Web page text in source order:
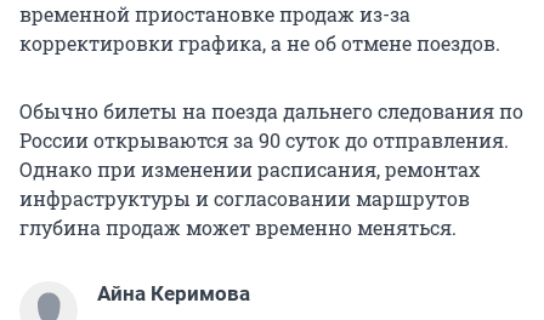
временной приостановке продаж из-за
корректировки графика, а не об отмене поездов.
Обычно билеты на поезда дальнего следования по
России открываются за 90 суток до отправления.
Однако при изменении расписания, ремонтах
инфраструктуры и согласовании маршрутов
глубина продаж может временно меняться.
Айна Керимова